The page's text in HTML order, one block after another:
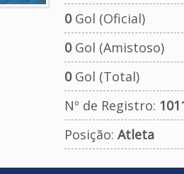
0Gol (Oficial)
0Gol (Amistoso)
0Gol (Total)
Nº de Registro:
Posição: Atleta